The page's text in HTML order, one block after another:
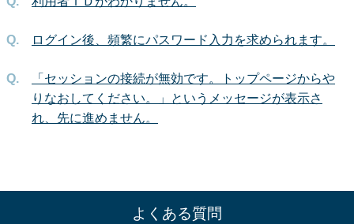
ログイン後、頻繁にパスワード入力を求められます。
「セッションの接続が無効です。トップページからや
りなおしてください。」というメッセージが表示さ
れ、先に進めません。
よくある質問